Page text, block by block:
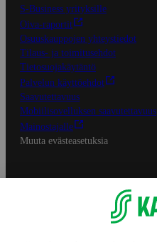
S-Business yrityksille
Oiva-raportit
Osuuskauppojen yhteystiedot
Tilaus- ja toimitusehdot
Tietosuojakäytäntö
Palvelun käyttöehdot
Saavutettavuus
Mobiilisovelluksen saavutettavuus
Mainostajalle
Muuta evästeasetuksia
S-ryhmän palvelut